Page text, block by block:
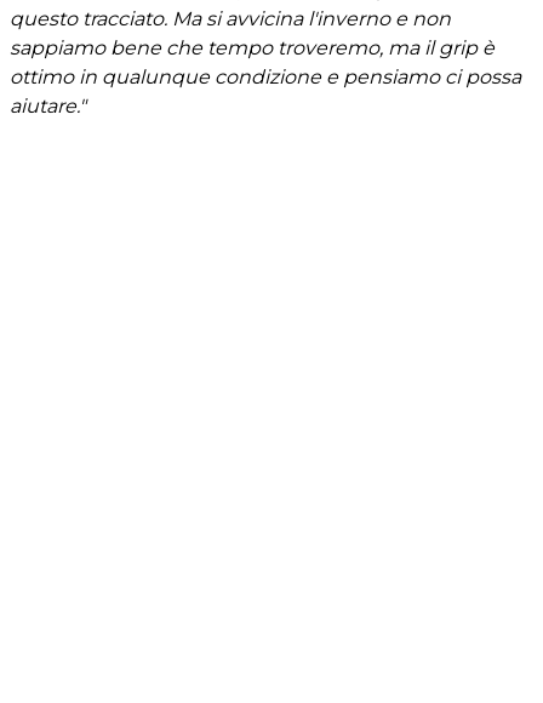
questo tracciato. Ma si avvicina l'inverno e non
sappiamo bene che tempo troveremo, ma il grip è
ottimo in qualunque condizione e pensiamo ci possa
aiutare."